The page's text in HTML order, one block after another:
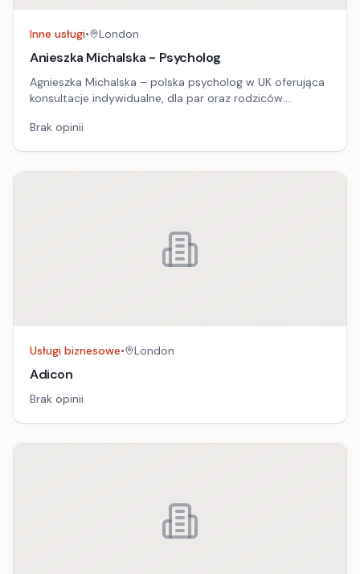
Inne usługi• London
Anieszka Michalska - Psycholog
Agnieszka Michalska – polska psycholog w UK oferująca
konsultacje indywidualne, dla par oraz rodziców.
Skontaktuj się, aby uzyskać profesjonalne wsparcie
Brak opinii
Usługi biznesowe• London
Adicon
Brak opinii